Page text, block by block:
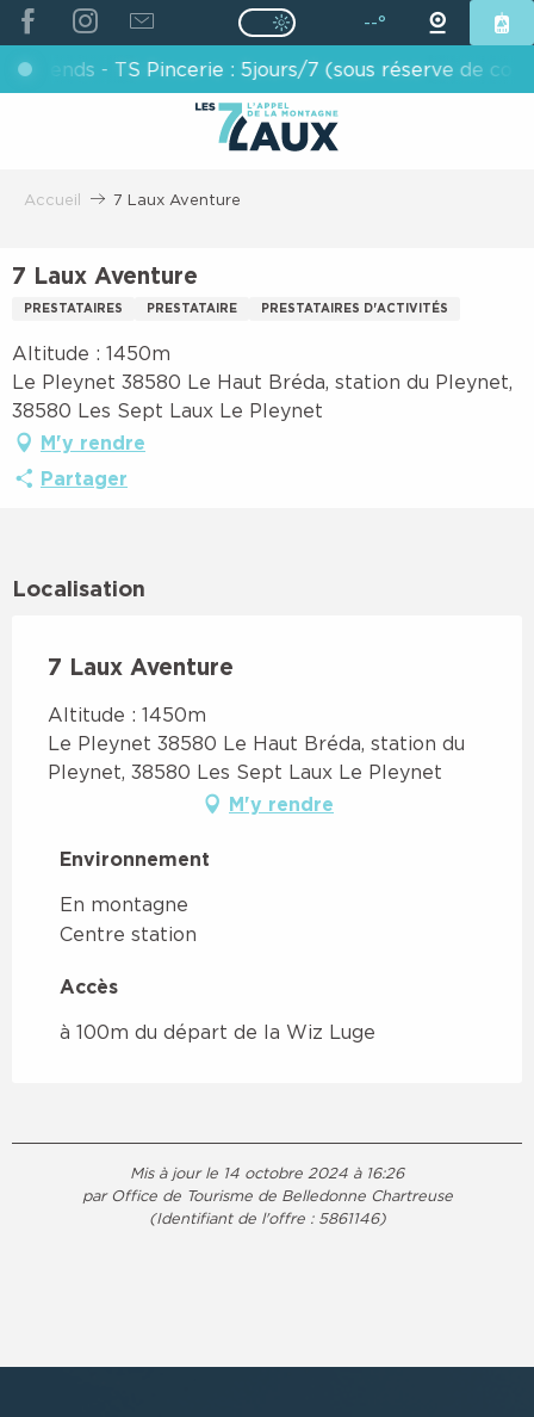
ALLER
AU
CONTENU
PRINCIPAL
Page D’accueil Actuelle Été :
Page D’accueil Actuelle
- TS Pincerie : 5jours/7 (sous réserve de
--°
Accueil 7 Laux Aventure
7 Laux Aventure
PRESTATAIRES PRESTATAIRE PRESTATAIRES D'ACTIVITÉS
Altitude : 1450m
Le Pleynet 38580 Le Haut Bréda, station du Pleynet,
38580 Les Sept Laux Le Pleynet
M'y rendre
Partager
Localisation
7 Laux Aventure
Altitude : 1450m
Le Pleynet 38580 Le Haut Bréda, station du
Pleynet, 38580 Les Sept Laux Le Pleynet
M'y rendre
Environnement
Environnement
En montagne
Centre station
Accès
Accès
à 100m du départ de la Wiz Luge
Mis à jour le 14 octobre 2024 à 16:26
par Office de Tourisme de Belledonne Chartreuse
(Identifiant de l'offre : 5861146)